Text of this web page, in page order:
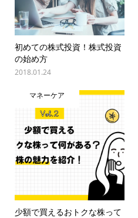
初めての株式投資！株式投資
の始め方
2018.01.24
マネーケア
少額で買えるおトクな株って